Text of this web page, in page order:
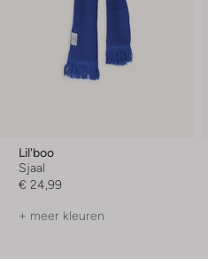
Lil'boo
Sjaal
€ 24,99
+ meer kleuren